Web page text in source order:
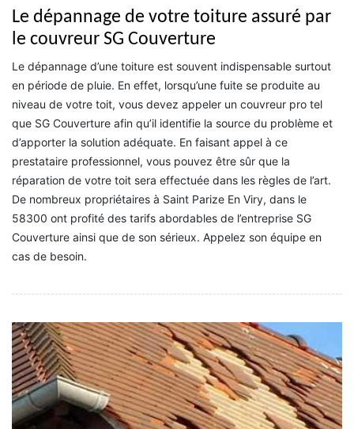
Le dépannage de votre toiture assuré par
le couvreur SG Couverture
Le dépannage d’une toiture est souvent indispensable surtout
en période de pluie. En effet, lorsqu’une fuite se produite au
niveau de votre toit, vous devez appeler un couvreur pro tel
que SG Couverture afin qu’il identifie la source du problème et
d’apporter la solution adéquate. En faisant appel à ce
prestataire professionnel, vous pouvez être sûr que la
réparation de votre toit sera effectuée dans les règles de l’art.
De nombreux propriétaires à Saint Parize En Viry, dans le
58300 ont profité des tarifs abordables de l’entreprise SG
Couverture ainsi que de son sérieux. Appelez son équipe en
cas de besoin.